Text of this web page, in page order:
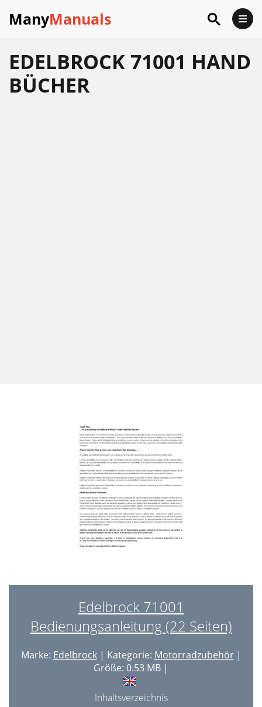
ManyManuals
EDELBROCK 71001 HAND
BÜCHER
Edelbrock 71001
Bedienungsanleitung (22 Seiten)
Marke: Edelbrock| Kategorie: Motorradzubehör|
Größe: 0.53 MB |
Inhaltsverzeichnis